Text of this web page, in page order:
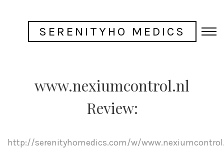
SERENITYHO MEDICS
www.nexiumcontrol.nl
Review:
http://serenityhomedics.com/w/